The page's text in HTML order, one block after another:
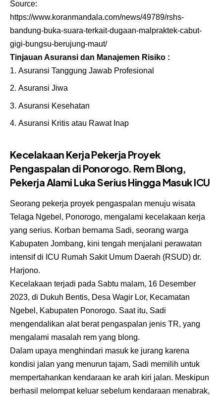
Source:
https://www.koranmandala.com/news/49789/rshs-
bandung-buka-suara-terkait-dugaan-malpraktek-cabut-
gigi-bungsu-berujung-maut/
Tinjauan Asuransi dan Manajemen Risiko :
Asuransi Tanggung Jawab Profesional
Asuransi Jiwa
Asuransi Kesehatan
Asuransi Kritis atau Rawat Inap
Kecelakaan Kerja Pekerja Proyek
Pengaspalan di Ponorogo. Rem Blong,
Pekerja Alami Luka Serius Hingga Masuk ICU
Seorang pekerja proyek pengaspalan menuju wisata
Telaga Ngebel, Ponorogo, mengalami kecelakaan kerja
yang serius. Korban bernama Sadi, seorang warga
Kabupaten Jombang, kini tengah menjalani perawatan
intensif di ICU Rumah Sakit Umum Daerah (RSUD) dr.
Harjono.
Kecelakaan terjadi pada Sabtu malam, 16 Desember
2023, di Dukuh Bentis, Desa Wagir Lor, Kecamatan
Ngebel, Kabupaten Ponorogo. Saat itu, Sadi
mengendalikan alat berat pengaspalan jenis TR, yang
mengalami masalah rem yang blong.
Dalam upaya menghindari masuk ke jurang karena
kondisi jalan yang menurun tajam, Sadi memilih untuk
mempertahankan kendaraan ke arah kiri jalan. Meskipun
berhasil melompat keluar sebelum kendaraan menabrak,